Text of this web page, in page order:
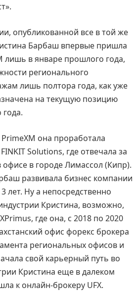
опубликованной все в той же
Барбаш впервые пришла
лишь в январе прошлого года,
регионального
лишь полтора года, как уже
на текущую позицию
года.
она проработала
Solutions, где отвечала за
в городе Лимассол (Кипр).
развивала бизнес компании
лет. Ну а непосредственно
Кристина, возможно,
где она, с 2018 по 2020
офис форекс брокера
региональных офисов и
свой карьерный путь во
Кристина еще в далеком
к онлайн-брокеру UFX.